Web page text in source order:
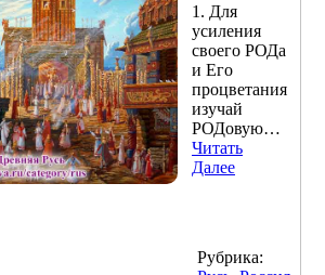
1. Для
усиления
своего РОДа
и Его
процветания
изучай
РОДовую…
Читать
Далее
Рубрика: